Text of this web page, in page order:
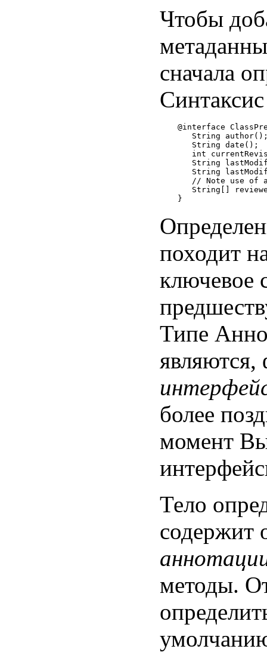
Чтобы
сначала
@interface
String
   String date();
int
String
String
// Note use of
String[]
походит
ключевое
Типе
более
момент
Тело
содержит
методы.